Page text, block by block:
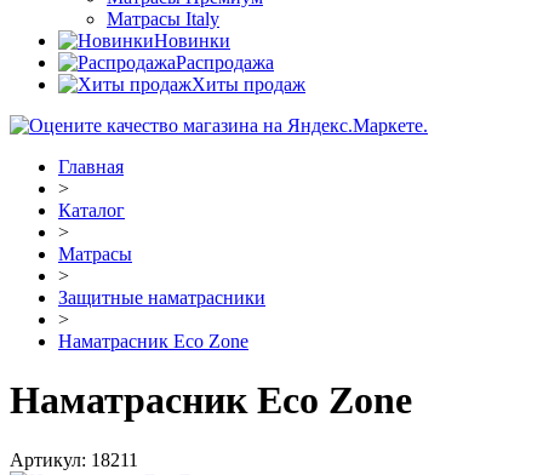
Матрасы Italy
Новинки
Распродажа
Хиты продаж
Главная
>
Каталог
>
Матрасы
>
Защитные наматрасники
>
Наматрасник Eco Zone
Наматрасник Eco Zone
Артикул: 18211